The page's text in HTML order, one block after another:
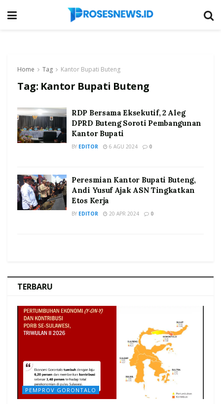
Home Tag Kantor Bupati Buteng
Tag: Kantor Bupati Buteng
RDP Bersama Eksekutif, 2 Aleg
DPRD Buteng Soroti Pembangunan
Kantor Bupati
BY EDITOR 6 AGU 2024 0
Peresmian Kantor Bupati Buteng,
Andi Yusuf Ajak ASN Tingkatkan
Etos Kerja
BY EDITOR 20 APR 2024 0
TERBARU
PEMPROV GORONTALO